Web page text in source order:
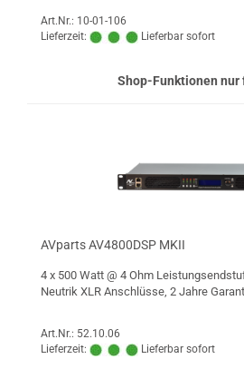
Art.Nr.: 10-01-106
Lieferzeit:
Lieferbar sofort
Shop-Funktionen
AVparts AV4800DSP MKII
4 x 500 Watt @ 4 Ohm
Neutrik XLR Anschlüsse, 2 Jahre
Art.Nr.: 52.10.06
Lieferzeit:
Lieferbar sofort